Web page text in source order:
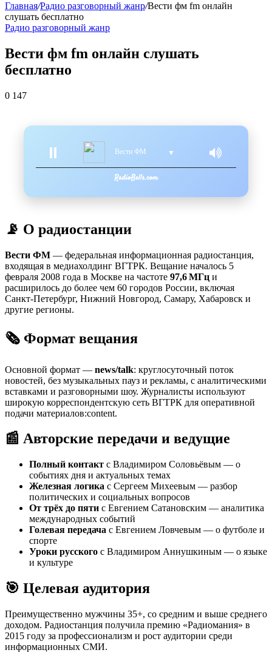
Главная/Радио разговорный жанр/Вести фм fm онлайн
слушать бесплатно
Радио разговорный жанр
Вести фм fm онлайн слушать
бесплатно
0 147
Вести ФМ ▼
📡 О радиостанции
Вести ФМ — федеральная информационная радиостанция,
входящая в медиахолдинг ВГТРК. Вещание началось 5
февраля 2008 года в Москве на частоте 97,6 МГц и
расширилось до более чем 60 городов России, включая
Санкт‑Петербург, Нижний Новгород, Самару, Хабаровск и
другие регионы.
🗞 Формат вещания
Основной формат — news/talk: круглосуточный поток
новостей, без музыкальных пауз и рекламы, с аналитическими
вставками и разговорными шоу. Журналисты используют
широкую корреспондентскую сеть ВГТРК для оперативной
подачи материалов:content.
📰 Авторские передачи и ведущие
Полный контакт с Владимиром Соловьёвым — о
событиях дня и актуальных темах
Железная логика с Сергеем Михеевым — разбор
политических и социальных вопросов
От трёх до пяти с Евгением Сатановским — аналитика
международных событий
Голевая передача с Евгением Ловчевым — о футболе и
спорте
Уроки русского с Владимиром Аннушкиным — о языке
и культуре
🎯 Целевая аудитория
Преимущественно мужчины 35+, со средним и выше среднего
доходом. Радиостанция получила премию «Радиомания» в
2015 году за профессионализм и рост аудитории среди
информационных СМИ.